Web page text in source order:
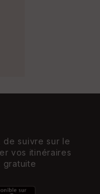
de suivre sur le
vos itinéraires
gratuite